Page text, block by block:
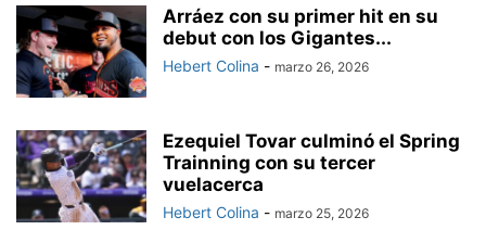
Arráez con su primer hit en su
debut con los Gigantes...
Hebert Colina - marzo 26, 2026
Ezequiel Tovar culminó el Spring
Trainning con su tercer
vuelacerca
Hebert Colina - marzo 25, 2026